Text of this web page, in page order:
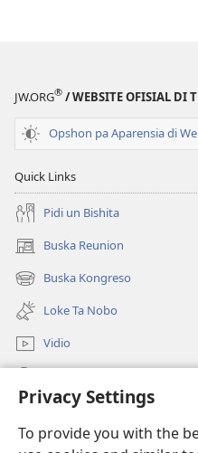
Privacy Settings
To provide you with the
JW.ORG® / WEBSITE OFISIAL DI
Opshon pa Aparensia di
Quick Links
Pidi un Bishita
Buska Reunion
(opens
new
window)
Buska Kongreso
(opens
new
window)
Loke Ta Nobo
Vidio
(opens